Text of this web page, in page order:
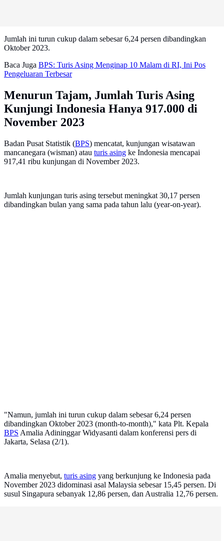
Jumlah ini turun cukup dalam sebesar 6,24 persen dibandingkan
Oktober 2023.
Baca Juga BPS: Turis Asing Menginap 10 Malam di RI, Ini Pos
Pengeluaran Terbesar
Menurun Tajam, Jumlah Turis Asing
Kunjungi Indonesia Hanya 917.000 di
November 2023
Badan Pusat Statistik (BPS) mencatat, kunjungan wisatawan
mancanegara (wisman) atau turis asing ke Indonesia mencapai
917,41 ribu kunjungan di November 2023.
Jumlah kunjungan turis asing tersebut meningkat 30,17 persen
dibandingkan bulan yang sama pada tahun lalu (year-on-year).
"Namun, jumlah ini turun cukup dalam sebesar 6,24 persen
dibandingkan Oktober 2023 (month-to-month)," kata Plt. Kepala
BPS Amalia Adininggar Widyasanti dalam konferensi pers di
Jakarta, Selasa (2/1).
Amalia menyebut, turis asing yang berkunjung ke Indonesia pada
November 2023 didominasi asal Malaysia sebesar 15,45 persen. Di
susul Singapura sebanyak 12,86 persen, dan Australia 12,76 persen.